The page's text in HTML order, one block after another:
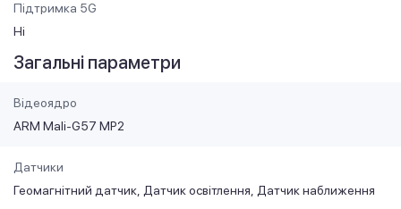
Підтримка 5G
Ні
Загальні параметри
Відеоядро
ARM Mali-G57 MP2
Датчики
Геомагнітний датчик Датчик освітлення Датчик наближення